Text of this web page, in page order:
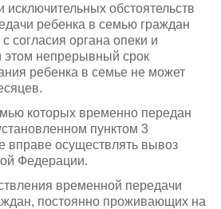
обстоятельств
ребенка в семью граждан
согласия органа опеки и
этом непрерывный срок
ребенка в семье не может
которых временно передан
пунктом 3
вправе осуществлять вывоз
Федерации.
временной передачи
постоянно проживающих на